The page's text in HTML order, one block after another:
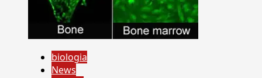
biologia
News